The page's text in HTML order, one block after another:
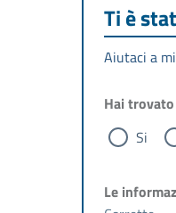
Ti è
Aiutaci a
Hai
Si
Le